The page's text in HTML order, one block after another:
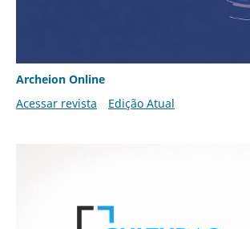
Archeion Online
Acessar revista
Edição Atual